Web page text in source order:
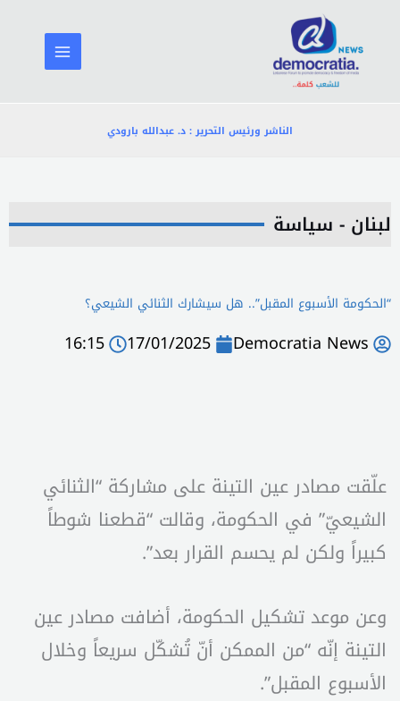
المحتوى
الناشر ورئيس التحرير : د. عبدالله بارودي
لبنان - سياسة
“الحكومة الأسبوع المقبل”.. هل سيشارك الثنائي الشيعي؟
Democratia News
17/01/2025
16:15
علّقت مصادر عين التينة على مشاركة “الثنائي
الشيعيّ” في الحكومة، وقالت “قطعنا شوطاً
كبيراً ولكن لم يحسم القرار بعد”.
وعن موعد تشكيل الحكومة، أضافت مصادر عين
التينة إنّه “من الممكن أنّ تُشكّل سريعاً وخلال
الأسبوع المقبل”.